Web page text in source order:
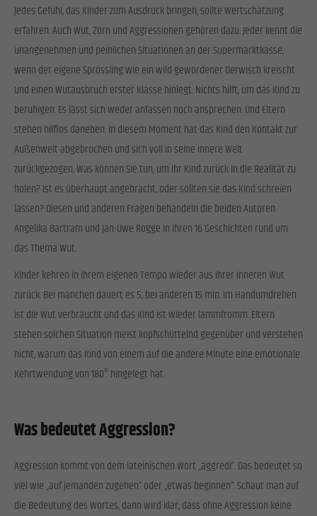
Jedes Gefühl, das Kinder zum Ausdruck bringen, sollte Wertschätzung
erfahren. Auch Wut, Zorn und Aggressionen gehören dazu. Jeder kennt die
unangenehmen und peinlichen Situationen an der Supermarktkasse,
wenn der eigene Sprössling wie ein wild gewordener Derwisch kreischt
und einen Wutausbruch erster Klasse hinlegt. Nichts hilft, um das Kind zu
beruhigen. Es lässt sich weder anfassen noch ansprechen. Und Eltern
stehen hilflos daneben. In diesem Moment hat das Kind den Kontakt zur
Außenwelt abgebrochen und sich voll in seine innere Welt
zurückgezogen. Was können Sie tun, um ihr Kind zurück in die Realität zu
holen? Ist es überhaupt angebracht, oder sollten sie das Kind schreien
lassen? Diesen und anderen Fragen behandeln die beiden Autoren
Angelika Bartram und Jan-Uwe Rogge in ihren 16 Geschichten rund um
das Thema Wut.
Kinder kehren in ihrem eigenen Tempo wieder aus ihrer inneren Wut
zurück. Bei manchen dauert es 5, bei anderen 15 min. Im Handumdrehen
ist die Wut verbraucht und das Kind ist wieder lammfromm. Eltern
stehen solchen Situation meist kopfschüttelnd gegenüber und verstehen
nicht, warum das Kind von einem auf die andere Minute eine emotionale
Kehrtwendung von 180° hingelegt hat.
Was bedeutet Aggression?
Aggression kommt von dem lateinischen Wort „aggredi“. Das bedeutet so
viel wie „auf jemanden zugehen“ oder „etwas beginnen“. Schaut man auf
die Bedeutung des Wortes, dann wird klar, dass ohne Aggression keine